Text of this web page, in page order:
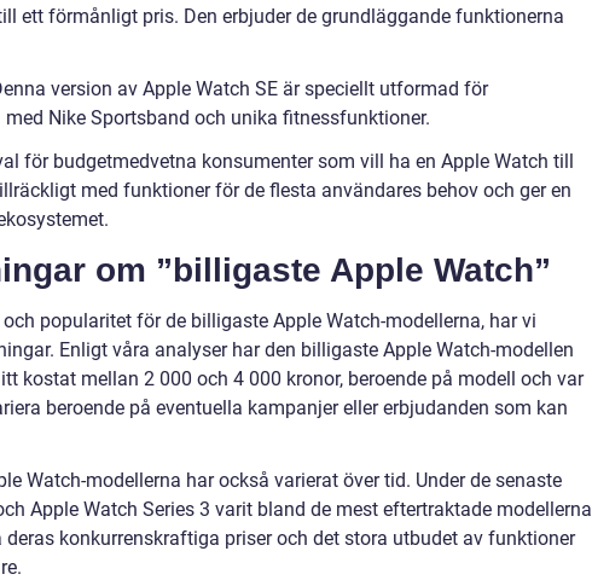
ett förmånligt pris. Den erbjuder de grundläggande funktionerna
version av Apple Watch SE är speciellt utformad för
Nike Sportsband och unika fitnessfunktioner.
för budgetmedvetna konsumenter som vill ha en Apple Watch till
med funktioner för de flesta användares behov och ger en
om ”billigaste Apple Watch”
popularitet för de billigaste Apple Watch-modellerna, har vi
Enligt våra analyser har den billigaste Apple Watch-modellen
kostat mellan 2 000 och 4 000 kronor, beroende på modell och var
beroende på eventuella kampanjer eller erbjudanden som kan
Watch-modellerna har också varierat över tid. Under de senaste
Apple Watch Series 3 varit bland de mest eftertraktade modellerna
konkurrenskraftiga priser och det stora utbudet av funktioner